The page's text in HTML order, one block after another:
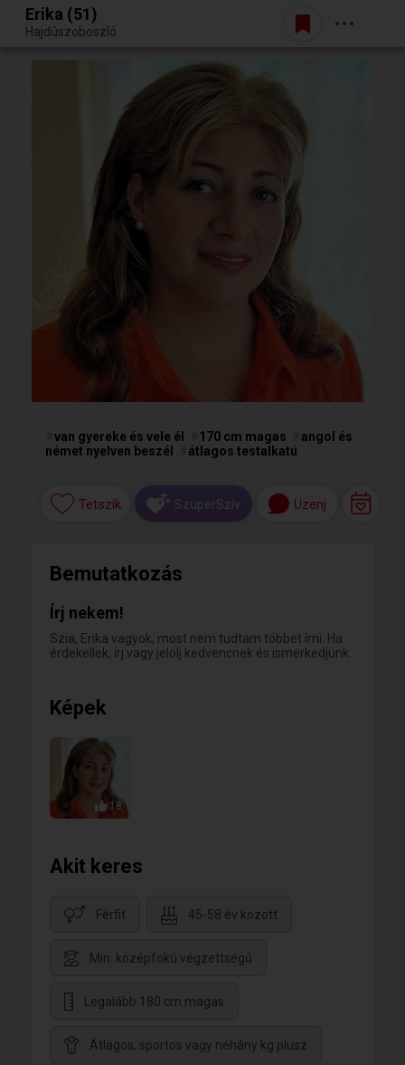
Egy jó randiból bármi lehet.
Belépés
Erika (51)
Hajdúszoboszló
van gyereke és vele él 170 cm magas
angol és
német nyelven beszél
átlagos testalkatú
Tetszik SzuperSzív Üzenj
Bemutatkozás
Írj nekem!
Szia, Erika vagyok, most nem tudtam többet írni. Ha
érdekellek, írj vagy jelölj kedvencnek és ismerkedjünk.
Képek
18
Akit keres
Férfit 45-58 év között
Min. középfokú végzettségű
Legalább 180 cm magas
Átlagos, sportos vagy néhány kg plusz